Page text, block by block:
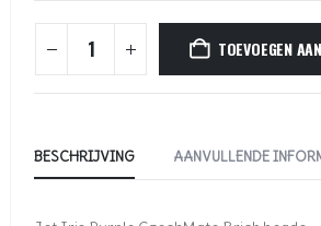
TOEVOEGEN
BESCHRIJVING AANVULLENDE